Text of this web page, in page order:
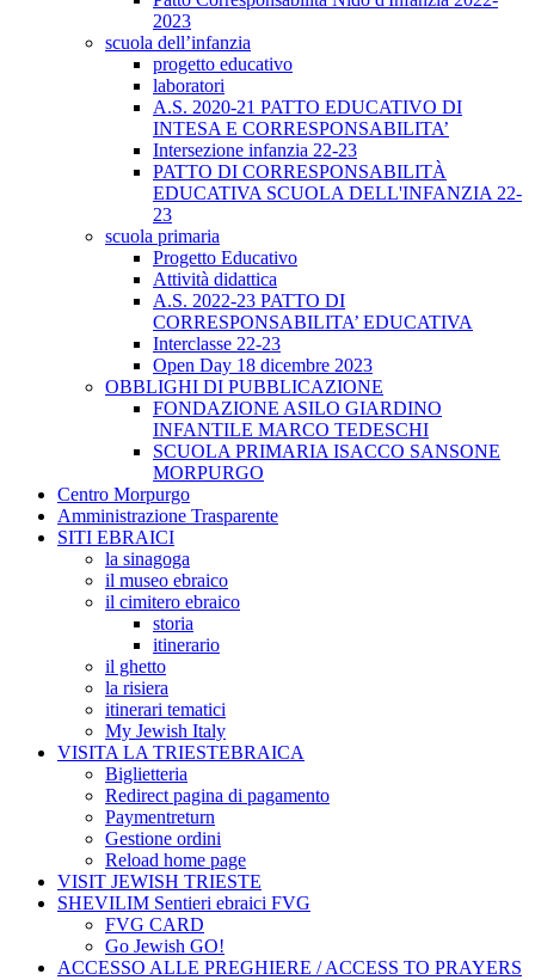
2023
scuola dell’infanzia
progetto educativo
laboratori
A.S. 2020-21 PATTO EDUCATIVO DI
INTESA E CORRESPONSABILITA’
Intersezione infanzia 22-23
PATTO DI CORRESPONSABILITÀ
EDUCATIVA SCUOLA DELL'INFANZIA 22-
23
scuola primaria
Progetto Educativo
Attività didattica
A.S. 2022-23 PATTO DI
CORRESPONSABILITA’ EDUCATIVA
Interclasse 22-23
Open Day 18 dicembre 2023
OBBLIGHI DI PUBBLICAZIONE
FONDAZIONE ASILO GIARDINO
INFANTILE MARCO TEDESCHI
SCUOLA PRIMARIA ISACCO SANSONE
MORPURGO
Centro Morpurgo
Amministrazione Trasparente
SITI EBRAICI
la sinagoga
il museo ebraico
il cimitero ebraico
storia
itinerario
il ghetto
la risiera
itinerari tematici
My Jewish Italy
VISITA LA TRIESTEBRAICA
Biglietteria
Redirect pagina di pagamento
Paymentreturn
Gestione ordini
Reload home page
VISIT JEWISH TRIESTE
SHEVILIM Sentieri ebraici FVG
FVG CARD
Go Jewish GO!
ACCESSO ALLE PREGHIERE / ACCESS TO PRAYERS